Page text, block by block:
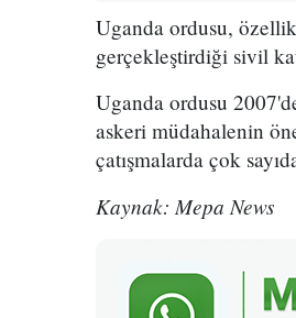
Uganda ordusu,
gerçekleştirdiği sivil
Uganda ordusu
askeri müdahalenin
çatışmalarda çok
Kaynak: Mepa News